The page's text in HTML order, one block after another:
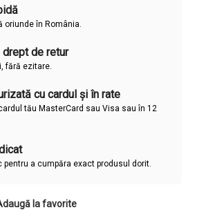
oriunde în România.
de retur
fără ezitare.
cu cardul și în rate
tău MasterCard sau Visa sau în 12
pentru a cumpăra exact produsul dorit.
la favorite